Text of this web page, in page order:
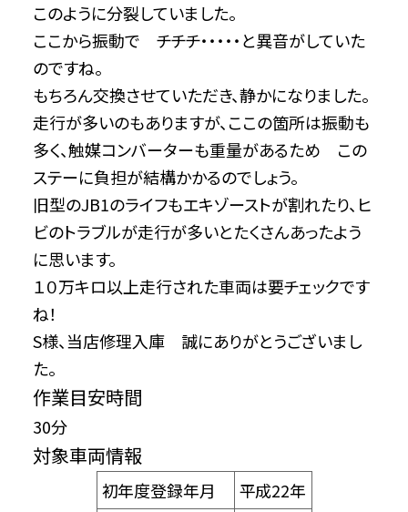
このように分裂していました。
ここから振動で チチチ・・・・・と異音がしていた
のですね。
もちろん交換させていただき、静かになりました。
走行が多いのもありますが、ここの箇所は振動も
多く、触媒コンバーターも重量があるため この
ステーに負担が結構かかるのでしょう。
旧型のJB1のライフもエキゾーストが割れたり、ヒ
ビのトラブルが走行が多いとたくさんあったよう
に思います。
１０万キロ以上走行された車両は要チェックです
ね！
S様、当店修理入庫 誠にありがとうございまし
た。
作業目安時間
30分
対象車両情報
初年度登録年月 平成22年